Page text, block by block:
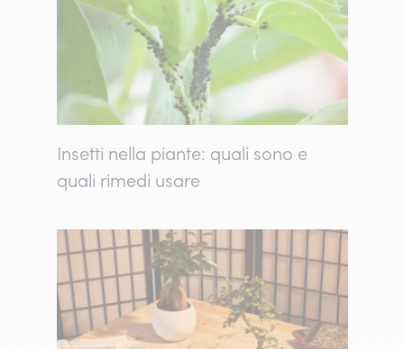
Insetti nella piante: quali sono e
quali rimedi usare